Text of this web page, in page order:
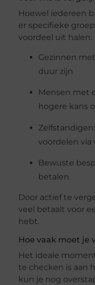
Hoewel iedereen
er specifieke
voordeel uit halen:
Gezinnen
duur zijn
Mensen met
hogere kans
voordelen via
Bewuste
betalen
Door actief te
veel betaalt voor
hebt.
Hoe vaak moet je
Het ideale
te checken is aan
kun je nog